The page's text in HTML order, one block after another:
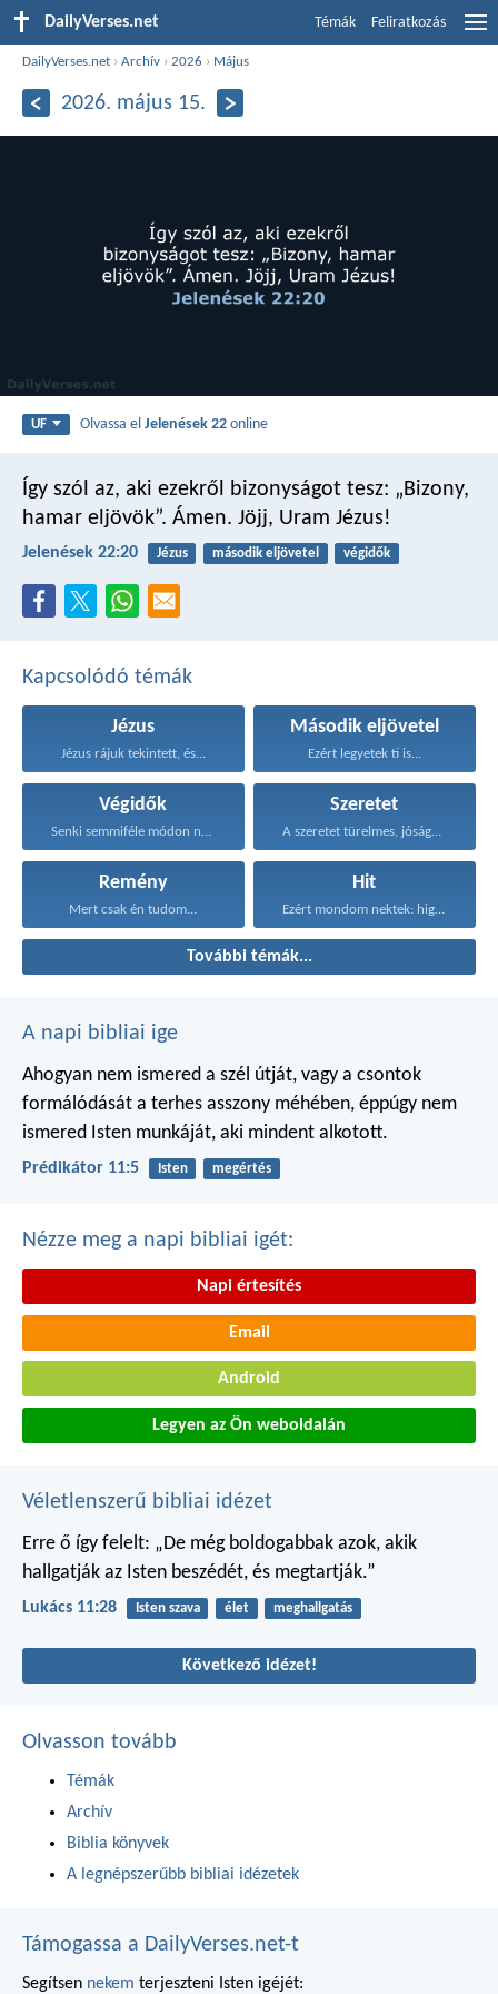
DailyVerses.net Témák Feliratkozás
DailyVerses.net ›Archív ›2026 › Május
2026. május 15.
UF Olvassa elJelenések 22 online
Így szól az, aki ezekről bizonyságot tesz: „Bizony,
hamar eljövök”. Ámen. Jöjj, Uram Jézus!
Jelenések 22:20 Jézus második eljövetel végidők
Kapcsolódó témák
Jézus
Jézus rájuk tekintett, és...
Második eljövetel
Ezért legyetek ti is...
Végidők
Senki semmiféle módon ne...
Szeretet
A szeretet türelmes, jóságos...
Remény
Mert csak én tudom...
Hit
Ezért mondom nektek: higgyétek...
További témák...
A napi bibliai ige
Ahogyan nem ismered a szél útját, vagy a csontok
formálódását a terhes asszony méhében, éppúgy nem
ismered Isten munkáját, aki mindent alkotott.
Prédikátor 11:5 Isten megértés
Nézze meg a napi bibliai igét:
Napi értesítés
Email
Android
Legyen az Ön weboldalán
Véletlenszerű bibliai idézet
Erre ő így felelt: „De még boldogabbak azok, akik
hallgatják az Isten beszédét, és megtartják.”
Lukács 11:28 Isten szava élet meghallgatás
Következő idézet!
Olvasson tovább
Témák
Archív
Biblia könyvek
A legnépszerűbb bibliai idézetek
Támogassa a DailyVerses.net-t
Segítsen nekem terjeszteni Isten igéjét: